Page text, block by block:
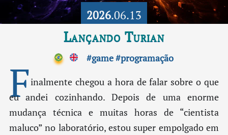
2026.06.13
Lançando Turian
#game#programação
Finalmente chegou a hora de falar sobre o que
eu andei cozinhando. Depois de uma enorme
mudança técnica e muitas horas de “cientista
maluco” no laboratório, estou super empolgado em